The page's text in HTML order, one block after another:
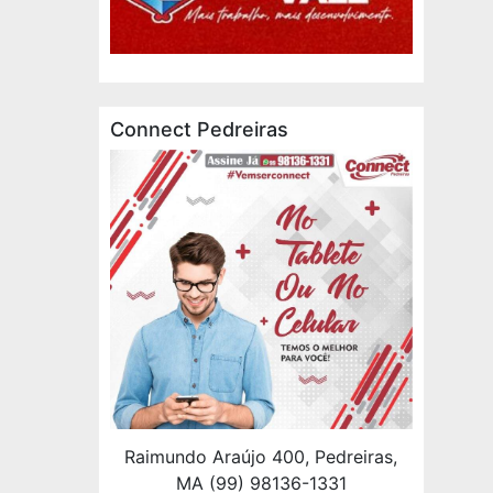
Connect Pedreiras
Raimundo Araújo 400, Pedreiras,
MA (99) 98136-1331